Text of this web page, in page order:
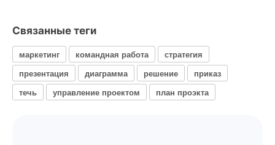
Связанные теги
маркетинг командная работа
стратегия
презентация
диаграмма решение
приказ
течь
управление проектом план проэкта